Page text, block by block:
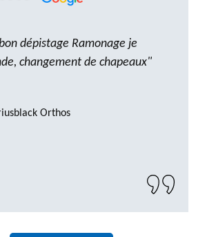
dépistage Ramonage je
changement de chapeaux"
Orthos